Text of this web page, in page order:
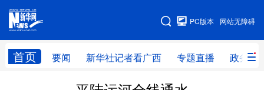
网站无障碍
PC版本
首页 要闻 新华社记者看广西 专题直播 政务信
网站地图